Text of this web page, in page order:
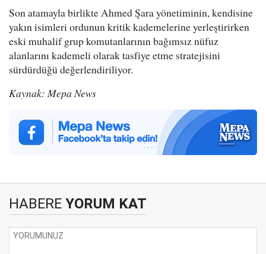
Son atamayla birlikte Ahmed Şara yönetiminin, kendisine
yakın isimleri ordunun kritik kademelerine yerleştirirken
eski muhalif grup komutanlarının bağımsız nüfuz
alanlarını kademeli olarak tasfiye etme stratejisini
sürdürdüğü değerlendiriliyor.
Kaynak: Mepa News
HABERE YORUM KAT